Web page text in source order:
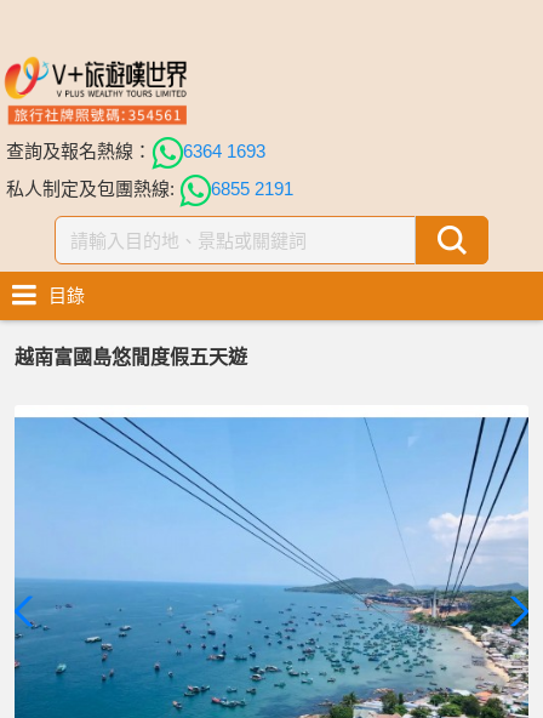
查詢及報名熱線：
6364 1693
私人制定及包團熱線:
6855 2191
目錄
越南富國島悠閒度假五天遊